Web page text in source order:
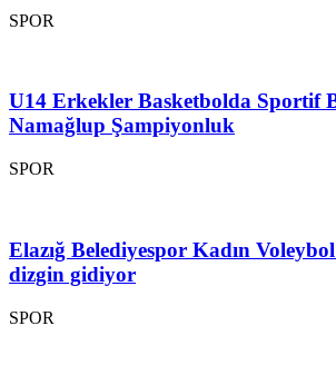
SPOR
U14 Erkekler Basketbolda Sportif
Namağlup Şampiyonluk
SPOR
Elazığ Belediyespor Kadın
dizgin gidiyor
SPOR